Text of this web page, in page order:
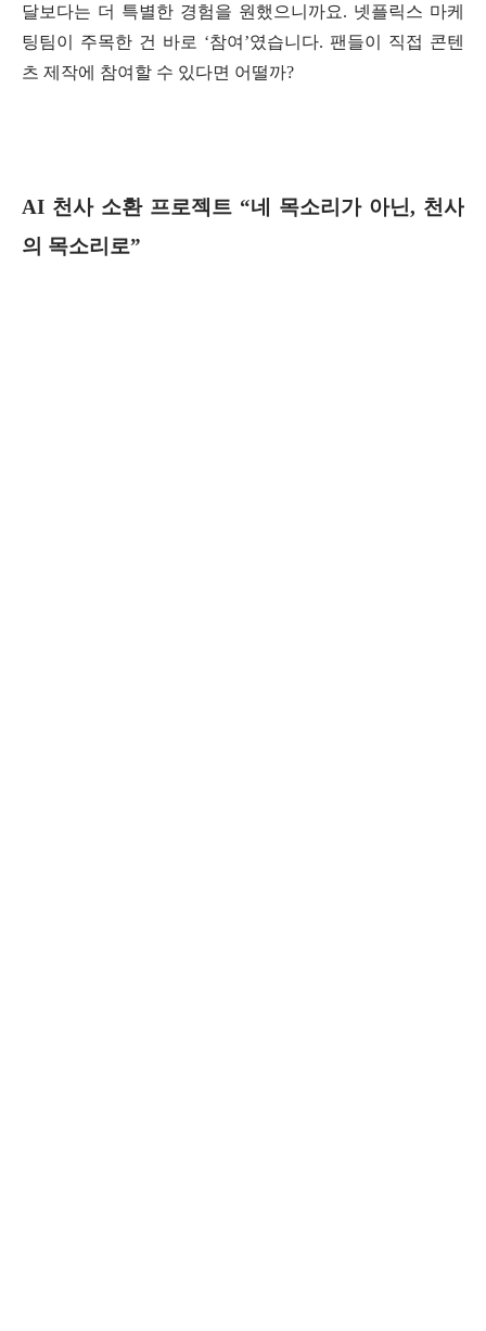
달보다는 더 특별한 경험을 원했으니까요. 넷플릭스 마케
팅팀이 주목한 건 바로 ‘참여’였습니다. 팬들이 직접 콘텐
츠 제작에 참여할 수 있다면 어떨까?
AI 천사 소환 프로젝트 “네 목소리가 아닌, 천사
의 목소리로”